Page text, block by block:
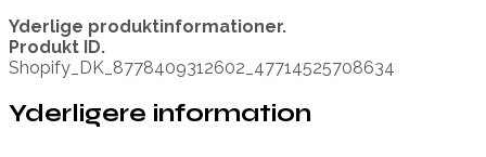
Yderlige produktinformationer.
Produkt ID.
Shopify_DK_8778409312602_47714525708634
Yderligere information